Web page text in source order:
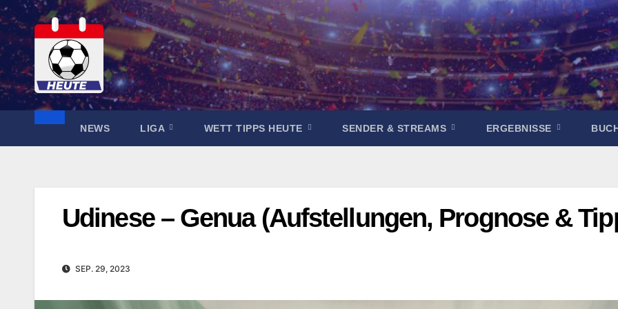
Zum
Inhalt
springen
NEWS LIGA WETT TIPPS HEUTE SENDER & STREAMS ERGEBNISSE
Udinese – Genua (Aufstellungen, Prognose &
SEP. 29, 2023